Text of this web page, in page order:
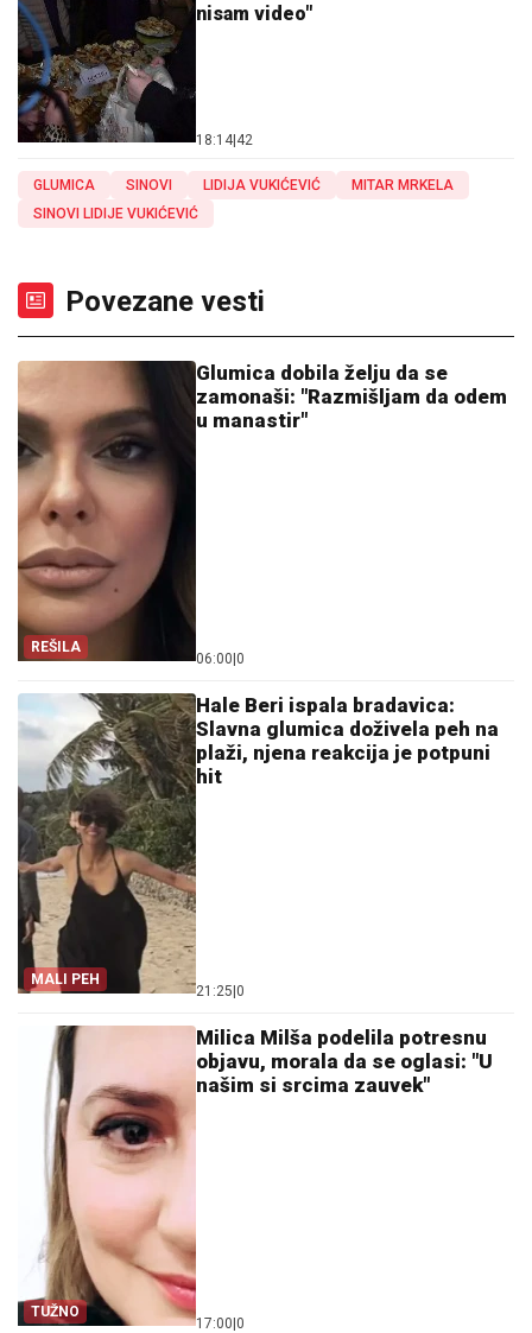
nisam video"
18:14|42
GLUMICA SINOVI LIDIJA VUKIĆEVIĆ
MITAR MRKELA
SINOVI LIDIJE VUKIĆEVIĆ
Povezane vesti
REŠILA
Glumica dobila želju da se
zamonaši: "Razmišljam da odem
u manastir"
06:00|0
MALI PEH
Hale Beri ispala bradavica:
Slavna glumica doživela peh na
plaži, njena reakcija je potpuni
hit
21:25|0
TUŽNO
Milica Milša podelila potresnu
objavu, morala da se oglasi: "U
našim si srcima zauvek"
17:00|0